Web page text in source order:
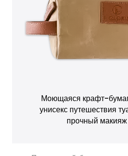
Моющаяся крафт-
унисекс путешествия
прочный